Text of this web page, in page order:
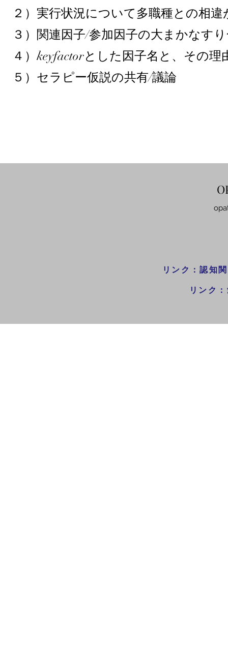
２）実行状況について多職種との相
３）関連因子/参加因子の大まかなす
４）keyfactorとした因子名と、その理
５）セラピー仮説の共有/議論
リンク：認知
リンク